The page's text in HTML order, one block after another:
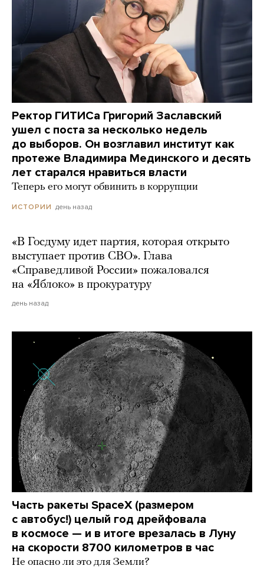
Ректор ГИТИСа Григорий Заславский
ушел с поста за несколько недель
до выборов. Он возглавил институт как
протеже Владимира Мединского и десять
лет старался нравиться власти
Теперь его могут обвинить в коррупции
ИСТОРИИ день назад
«В Госдуму идет партия, которая открыто
выступает против СВО». Глава
«Справедливой России» пожаловался
на «Яблоко» в прокуратуру
день назад
Часть ракеты SpaceX (размером
с автобус!) целый год дрейфовала
в космосе — и в итоге врезалась в Луну
на скорости 8700 километров в час
Не опасно ли это для Земли?